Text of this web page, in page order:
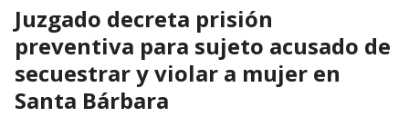
Juzgado decreta prisión
preventiva para sujeto acusado de
secuestrar y violar a mujer en
Santa Bárbara